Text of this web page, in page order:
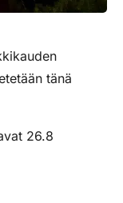
tänä
26.8